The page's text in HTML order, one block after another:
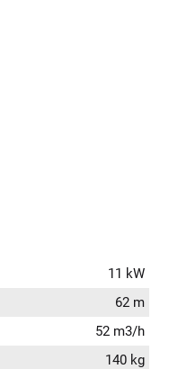
11 kW
62 m
52 m3/h
140 kg